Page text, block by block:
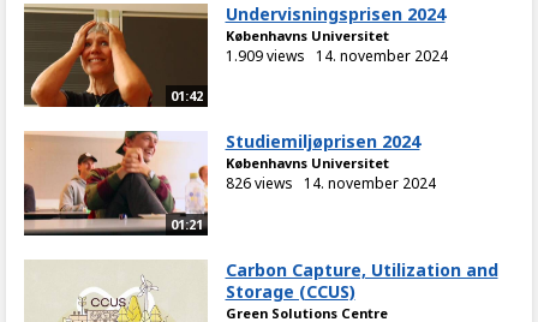
01:42
Undervisningsprisen 2024
Københavns Universitet
1.909 views 14. november 2024
01:21
Studiemiljøprisen 2024
Københavns Universitet
826 views 14. november 2024
Carbon Capture, Utilization and
Storage (CCUS)
Green Solutions Centre